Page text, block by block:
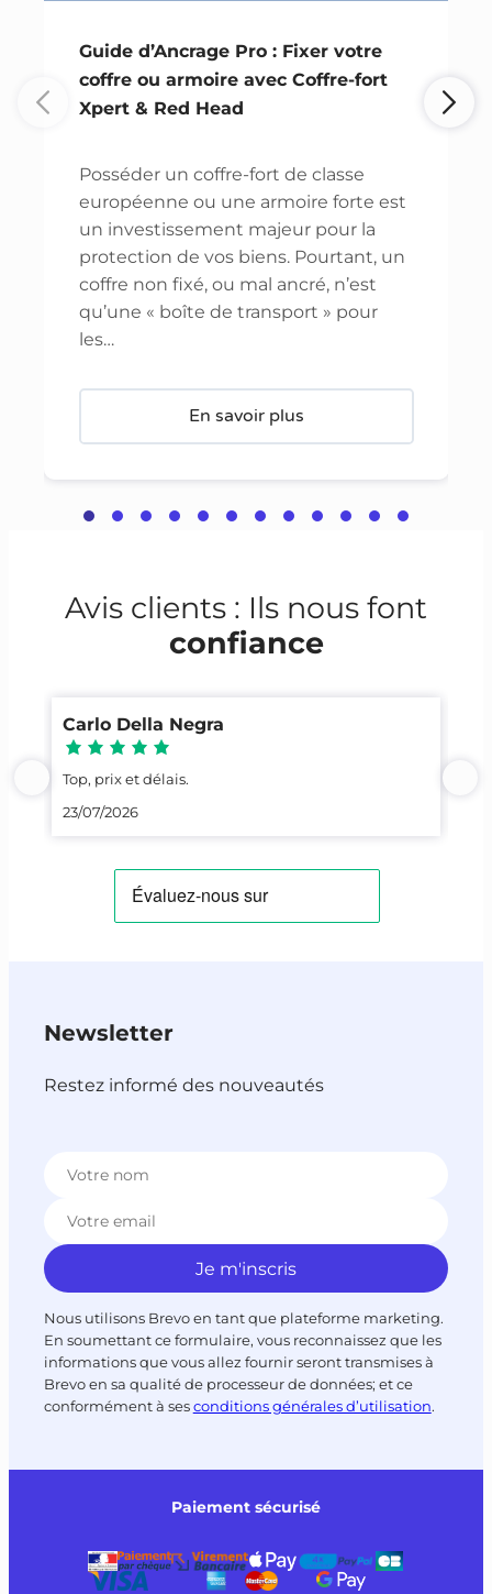
Guide d’Ancrage Pro : Fixer votre
coffre ou armoire avec Coffre-fort
Xpert & Red Head
Posséder un coffre-fort de classe
européenne ou une armoire forte est
un investissement majeur pour la
protection de vos biens. Pourtant, un
coffre non fixé, ou mal ancré, n’est
qu’une « boîte de transport » pour
les…
En savoir plus
Avis clients : Ils nous font
confiance
Carlo Della Negra
Top, prix et délais.
23/07/2026
Newsletter
Restez informé des nouveautés
Nous utilisons Brevo en tant que plateforme marketing.
En soumettant ce formulaire, vous reconnaissez que les
informations que vous allez fournir seront transmises à
Brevo en sa qualité de processeur de données; et ce
conformément à sesconditions générales d’utilisation.
Paiement sécurisé